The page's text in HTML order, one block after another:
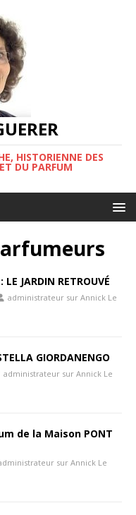
HISTORIENNE DES
DU PARFUM
JARDIN RETROUVÉ
administrateur sur Annick Le
GIORDANENGO
administrateur sur Annick Le
de la Maison PONT
sur Annick Le